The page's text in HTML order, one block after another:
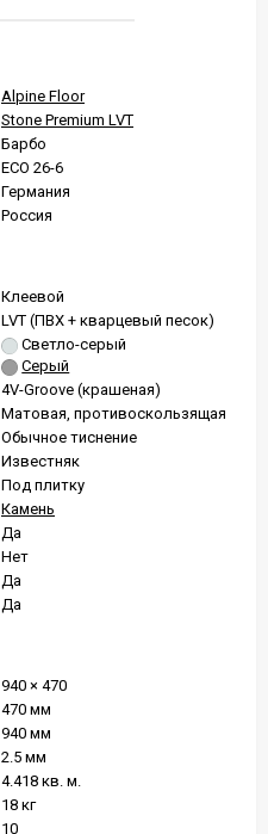
Alpine Floor
Stone Premium LVT
Барбо
ECO 26-6
Германия
Россия
Клеевой
LVT (ПВХ + кварцевый песок)
Светло-серый
Серый
4V-Groove (крашеная)
Матовая, противоскользящая
Обычное тиснение
Известняк
Под плитку
Камень
Да
Нет
Да
Да
940 × 470
470 мм
940 мм
2.5 мм
4.418 кв. м.
18 кг
10